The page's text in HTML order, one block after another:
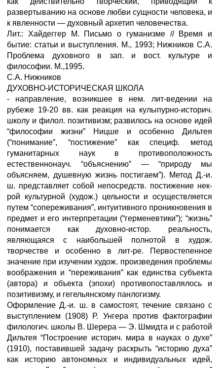
развертыванию на основе любви сущности человека, и
к явленности — духовный архетип человечества.
Лит.: Хайдеггер М. Письмо о гуманизме // Время и
бытие: статьи и выступления. М., 1993; Нижников С.А.
Проблема духовного в зап. и вост. культуре и
философии. М.,1995.
С.А. Нижников
ДУХОВНО-ИСТОРИЧЕСКАЯ ШКОЛА
- направление, возникшее в нем. лит-ведении на
рубеже 19-20 вв. как реакция на кулыпурно-историч.
школу и филол. позитивизм; развилось на основе идей
“философии жизни” Ницше и особенно Дильтея
(“понимание”, “постижение” как специф. метод
гуманитарных наук в противоположность
естественнонауч. “объяснению” — “природу мы
объясняем, душевную жизнь постигаем”). Метод Д.-и.
ш. представляет собой непосредств. постижение нек-
рой культурной (худож.) цельности и осуществляется
путем “сопереживания”, интуитивного проникновения в
предмет и его интерпретации (“герменевтики”); “жизнь”
понимается как духовно-истор. реальность,
являющаяся с наибольшей полнотой в худож.
творчестве и особенно в лит-ре. Первостепенное
значение при изучении худож. произведения проблемы
воображения и “переживания” как единства субъекта
(автора) и объекта (эпохи) противопоставлялось и
позитивизму, и гегельянскому панлогизму.
Оформление Д.-и. ш. в самостоят, течение связано с
выступлением (1908) Р. Унгера против фактографии
филологич. школы В. Шерера — Э. Шмидта и с работой
Дильтея “Построение историч. мира в науках о духе”
(1910), поставившей задачу раскрыть “историю духа”
как историю автономных и индивидуальных идей,